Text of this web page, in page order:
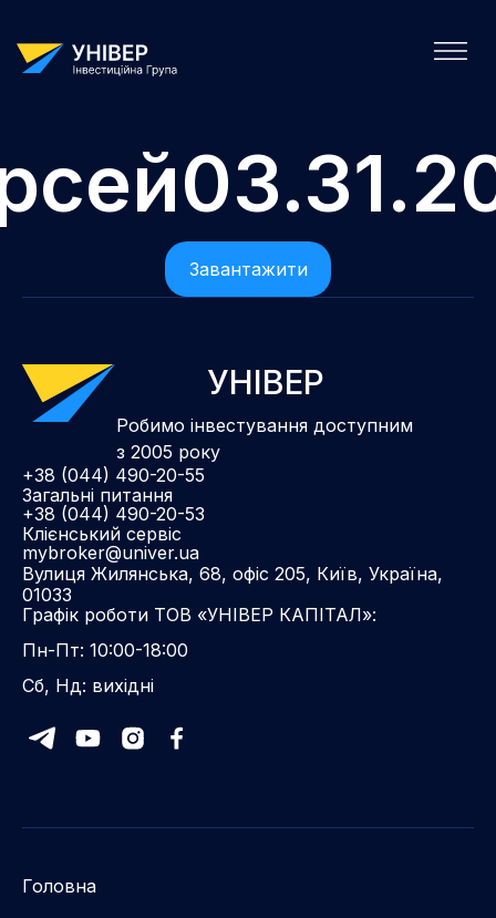
Завантажити
УНІВЕР
Робимо інвестування доступним
з 2005 року
+38 (044) 490-20-55
Загальні питання
+38 (044) 490-20-53
Клієнський сервіс
mybroker@univer.ua
Вулиця Жилянська, 68, офіс 205, Київ, Україна,
01033
Графік роботи ТОВ «УНІВЕР КАПІТАЛ»:
Пн-Пт: 10:00-18:00
Сб, Нд: вихідні
Головна